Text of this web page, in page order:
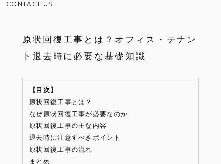
CONTACT US
原状回復工事とは？オフィス・テナン
ト退去時に必要な基礎知識
【目次】
原状回復工事とは？
なぜ原状回復工事が必要なのか
原状回復工事の主な内容
退去時に注意すべきポイント
原状回復工事の流れ
まとめ